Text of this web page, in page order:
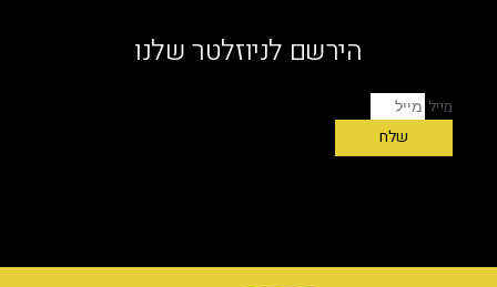
הירשם לניוזלטר שלנו
מייל
שלח